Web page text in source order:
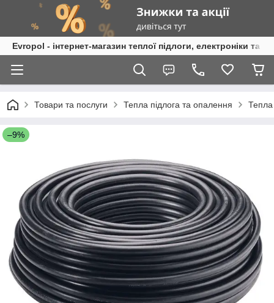
Evropol - інтернет-магазин теплої підлоги, електроніки та
Товари та послуги Тепла підлога та опалення Тепла
–9%